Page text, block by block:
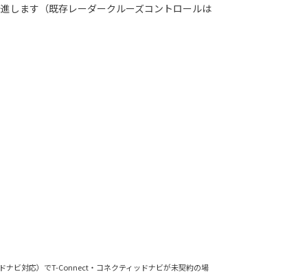
します（既存レーダークルーズコントロールは
ナビ対応）でT-Connect・コネクティッドナビが未契約の場